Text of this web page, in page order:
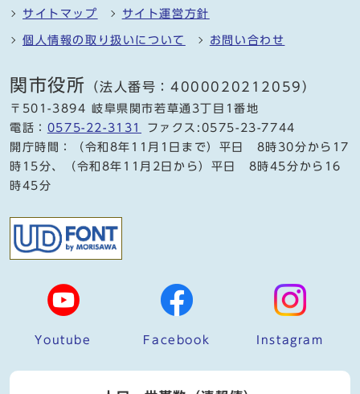
サイトマップ サイト運営方針
個人情報の取り扱いについて お問い合わせ
関市役所 （法人番号：4000020212059）
〒501-3894 岐阜県関市若草通3丁目1番地
電話： 0575-22-3131
ファクス:0575-23-7744
開庁時間：（令和8年11月1日まで）平日 8時30分から17
時15分、（令和8年11月2日から）平日 8時45分から16
時45分
Youtube Facebook Instagram